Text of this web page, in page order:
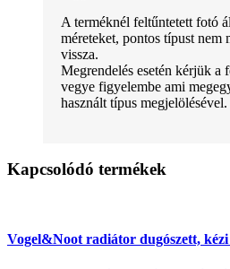
A terméknél feltűntetett fotó
méreteket, pontos típust nem
vissza.
Megrendelés esetén kérjük a
vegye figyelembe ami
használt típus megjelölésével.
Kapcsolódó termékek
Vogel&Noot radiátor dugószett, kézi